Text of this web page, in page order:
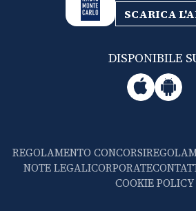
SCARICA
DISPONIBILE
REGOLAMENTO CONCORSI
NOTE LEGALICORPORATE
COOKIE POLICY